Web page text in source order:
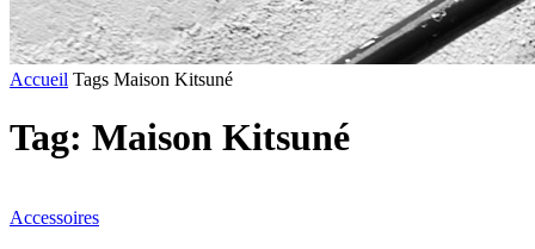
Accueil Tags Maison Kitsuné
Tag: Maison Kitsuné
Accessoires